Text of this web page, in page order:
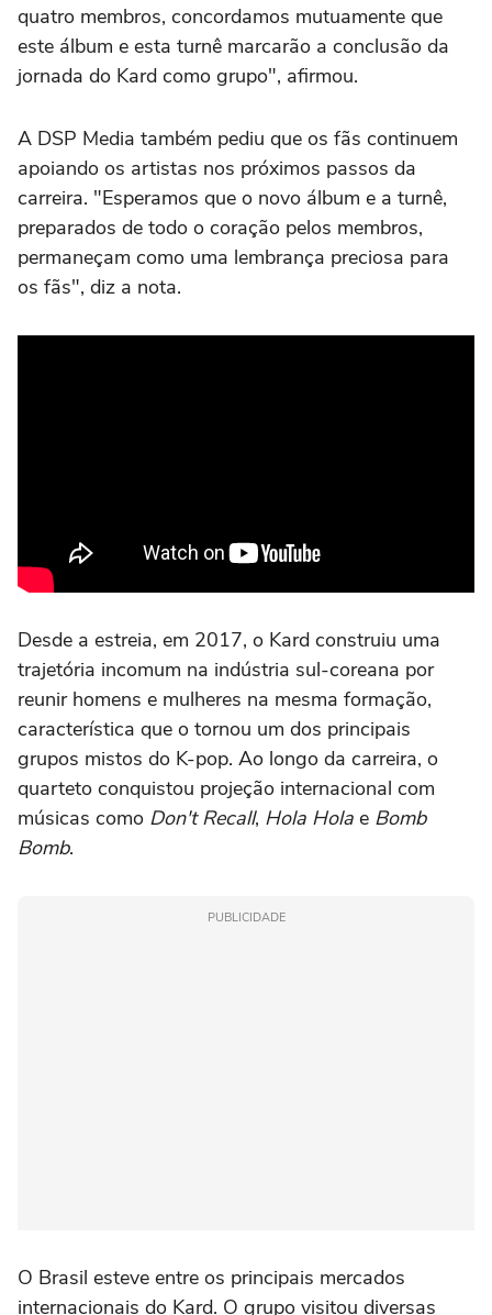
quatro membros, concordamos mutuamente que
este álbum e esta turnê marcarão a conclusão da
jornada do Kard como grupo", afirmou.
A DSP Media também pediu que os fãs continuem
apoiando os artistas nos próximos passos da
carreira. "Esperamos que o novo álbum e a turnê,
preparados de todo o coração pelos membros,
permaneçam como uma lembrança preciosa para
os fãs", diz a nota.
Desde a estreia, em 2017, o Kard construiu uma
trajetória incomum na indústria sul-coreana por
reunir homens e mulheres na mesma formação,
característica que o tornou um dos principais
grupos mistos do K-pop. Ao longo da carreira, o
quarteto conquistou projeção internacional com
músicas como Don't Recall, Hola Hola e Bomb
Bomb.
PUBLICIDADE
O Brasil esteve entre os principais mercados
internacionais do Kard. O grupo visitou diversas